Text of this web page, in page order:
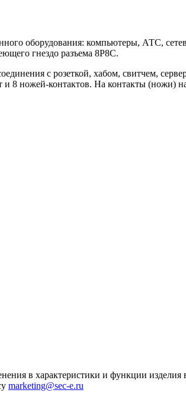
оборудования: компьютеры, АТС,
гнездо разъема 8P8C.
с розеткой, хабом, свитчем,
8 ножей-контактов. На контакты (ножи)
в характеристики и функции
marketing@sec-e.ru